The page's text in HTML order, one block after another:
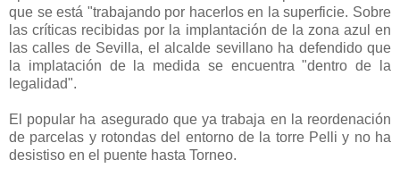
que se está "trabajando por hacerlos en la superficie. Sobre
las críticas recibidas por la implantación de la zona azul en
las calles de Sevilla, el alcalde sevillano ha defendido que
la implatación de la medida se encuentra "dentro de la
legalidad".
El popular ha asegurado que ya trabaja en la reordenación
de parcelas y rotondas del entorno de la torre Pelli y no ha
desistiso en el puente hasta Torneo.